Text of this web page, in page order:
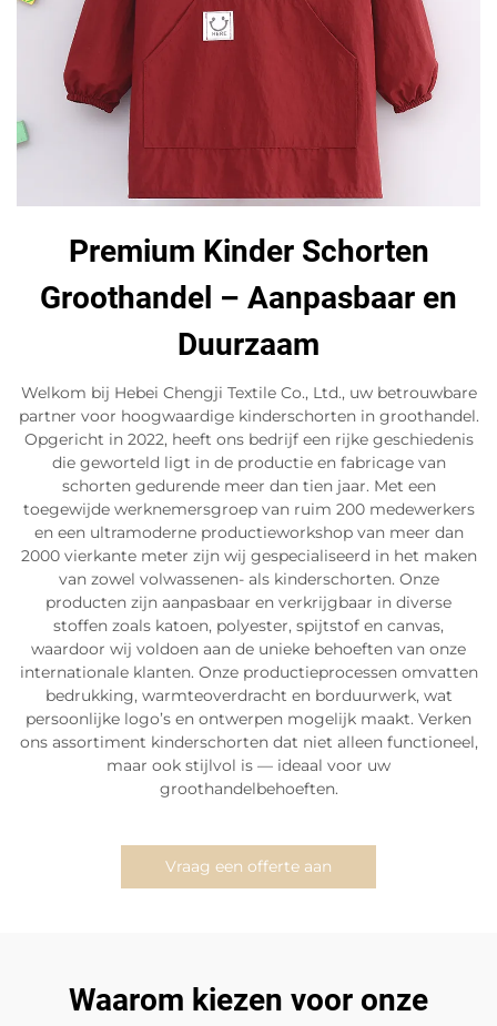
Premium Kinder Schorten
Groothandel – Aanpasbaar en
Duurzaam
Welkom bij Hebei Chengji Textile Co., Ltd., uw betrouwbare
partner voor hoogwaardige kinderschorten in groothandel.
Opgericht in 2022, heeft ons bedrijf een rijke geschiedenis
die geworteld ligt in de productie en fabricage van
schorten gedurende meer dan tien jaar. Met een
toegewijde werknemersgroep van ruim 200 medewerkers
en een ultramoderne productieworkshop van meer dan
2000 vierkante meter zijn wij gespecialiseerd in het maken
van zowel volwassenen- als kinderschorten. Onze
producten zijn aanpasbaar en verkrijgbaar in diverse
stoffen zoals katoen, polyester, spijtstof en canvas,
waardoor wij voldoen aan de unieke behoeften van onze
internationale klanten. Onze productieprocessen omvatten
bedrukking, warmteoverdracht en borduurwerk, wat
persoonlijke logo’s en ontwerpen mogelijk maakt. Verken
ons assortiment kinderschorten dat niet alleen functioneel,
maar ook stijlvol is — ideaal voor uw
groothandelbehoeften.
Vraag een offerte aan
Waarom kiezen voor onze